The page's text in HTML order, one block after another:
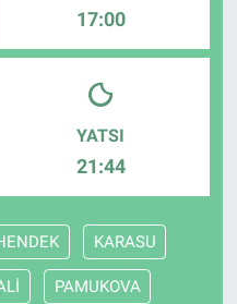
17:00
YATSI
21:44
KARASU
PAMUKOVA